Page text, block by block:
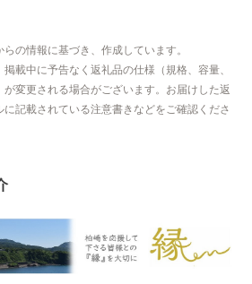
の情報に基づき、作成しています。
載中に予告なく返礼品の仕様（規格、容量、
変更される場合がございます。お届けした返
記載されている注意書きなどをご確認くださ